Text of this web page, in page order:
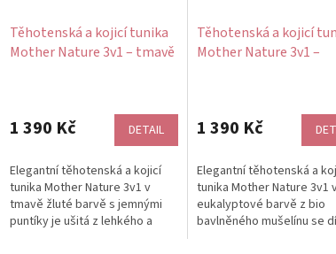
Těhotenská a kojicí tunika
Mother Nature 3v1 – tmavě
1 390 Kč DETAIL
Elegantní těhotenská a kojicí
tunika Mother Nature 3v1 v
tmavě žluté barvě s jemnými
puntíky je ušitá z lehkého a
Těhotenská a kojicí
Mother Nature 3v1 –
1 390 Kč
Elegantní těhotenská a
tunika Mother Nature 3v1
eukalyptové barvě z bio
bavlněného mušelínu se